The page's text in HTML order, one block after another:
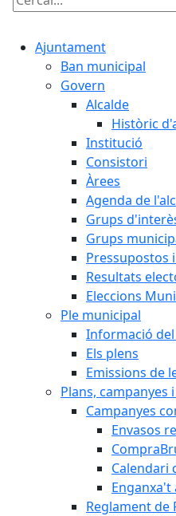
Cercar:
Ajuntament
Ban municipal
Govern
Alcalde
Històric
Institució
Consistori
Àrees
Agenda de
Grups
Grups
Pressupostos
Resultats
Eleccions
Ple municipal
Informació
Els plens
Emissions de
Plans, campanyes
Campanyes
Envasos
Calendari
Enganxa't
Reglament de